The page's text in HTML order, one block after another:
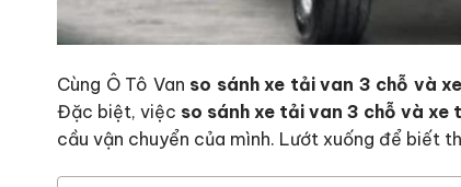
Cùng Ô Tô Van so sánh xe tải van 3 chỗ và
Đặc biệt, việc so sánh xe tải van 3 chỗ và xe
cầu vận chuyển của mình. Lướt xuống để biết